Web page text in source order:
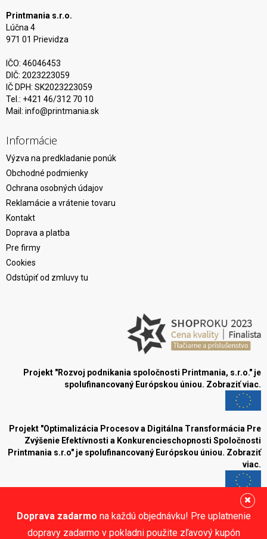
Doprava zadarmo na každú objednávku! Pre uplatnenie
dopravy zadarmo v pokladni použite zľavový kupón
Printmania s.r.o.
Lúčna 4
971 01 Prievidza
IČO: 46046453
DIČ: 2023223059
IČ DPH: SK2023223059
Tel.: +421 46/312 70 10
Mail: info@printmania.sk
Informácie
Výzva na predkladanie ponúk
Obchodné podmienky
Ochrana osobných údajov
Reklamácie a vrátenie tovaru
Kontakt
Doprava a platba
Pre firmy
Cookies
Odstúpiť od zmluvy tu
Projekt "Rozvoj podnikania spoločnosti Printmania, s.r.o." je
spolufinancovaný Európskou úniou. Zobraziť viac.
Projekt "Optimalizácia Procesov a Digitálna Transformácia Pre
Zvýšenie Efektívnosti a Konkurencieschopnosti Spoločnosti
Printmania s.r.o" je spolufinancovaný Európskou úniou. Zobraziť
viac.
Blog